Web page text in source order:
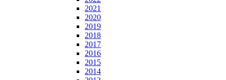
2021
2020
2019
2018
2017
2016
2015
2014